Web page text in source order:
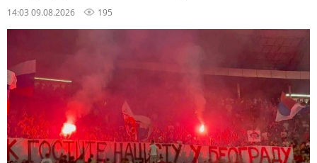
14:03 09.08.2026 195